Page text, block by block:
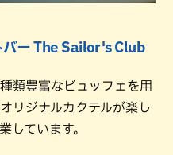
ー The Sailor's Club
類豊富なビュッフェを用
リジナルカクテルが楽し
しています。